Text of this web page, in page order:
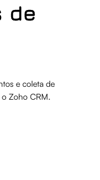
de
e coleta de
Zoho CRM.